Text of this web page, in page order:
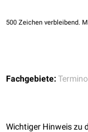
500 Zeichen verbleibend.
Fachgebiete:
Wichtiger Hinweis zu